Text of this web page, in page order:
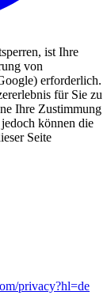
ist Ihre
von
erforderlich.
für Sie zu
Ihre Zustimmung
können die
Seite
privacy?hl=de